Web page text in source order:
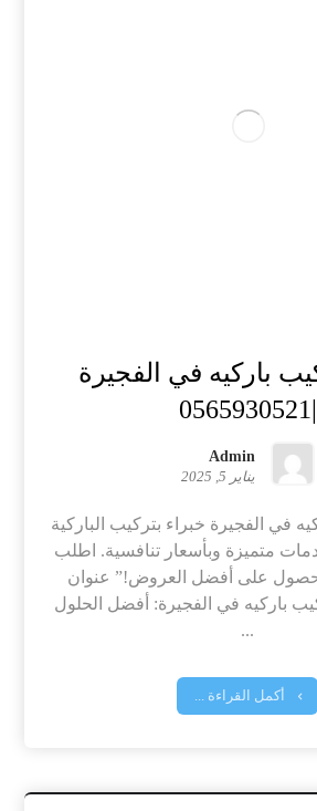
باركيه في الفجيرة
|0565930521
Admin
يناير 5, 2025
في الفجيرة خبراء بتركيب الباركية
متميزة وبأسعار تنافسية. اطلب
على أفضل العروض!” عنوان
باركيه في الفجيرة: أفضل الحلول
...
أكمل القراءة ...